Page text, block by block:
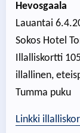
Hevosgaala
Lauantai
Sokos Hotel
Illalliskortti
illallinen,
Tumma puku
Linkki